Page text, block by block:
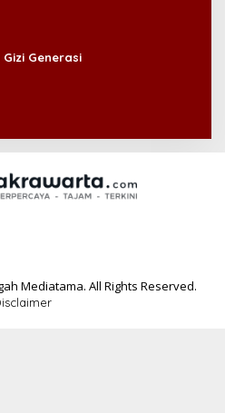
Generasi
Mediatama. All Rights Reserved.